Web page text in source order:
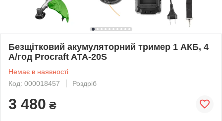
Безщітковий акумуляторний тример 1 АКБ, 4
А/год Procraft ATA-20S
Немає в наявності
Код: 000018457
Роздріб
3 480 ₴